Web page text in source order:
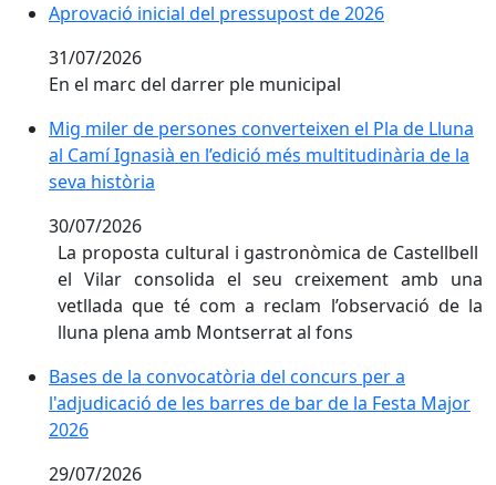
Aprovació inicial del pressupost de 2026
31/07/2026
En el marc del darrer ple municipal
Mig miler de persones converteixen el Pla de Lluna
Mig miler de persones converteixen el Pla de Lluna
al Camí Ignasià en l’edició més multitudinària de la
seva història
30/07/2026
La proposta cultural i gastronòmica de Castellbell
el Vilar consolida el seu creixement amb una
vetllada que té com a reclam l’observació de la
lluna plena amb Montserrat al fons
Bases de la convocatòria del concurs per a
l'adjudicació de les barres de bar de la Festa Major
2026
29/07/2026